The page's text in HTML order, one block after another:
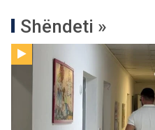
Shëndeti »